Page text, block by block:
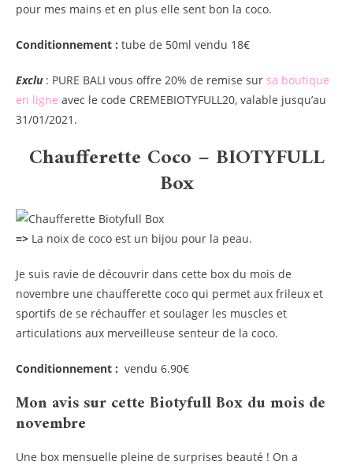
pour mes mains et en plus elle sent bon la coco.
Conditionnement : tube de 50ml vendu 18€
Exclu : PURE BALI vous offre 20% de remise sur sa boutique
en ligne avec le code CREMEBIOTYFULL20, valable jusqu’au
31/01/2021.
Chaufferette Coco – BIOTYFULL
Box
=> La noix de coco est un bijou pour la peau.
Je suis ravie de découvrir dans cette box du mois de
novembre une chaufferette coco qui permet aux frileux et
sportifs de se réchauffer et soulager les muscles et
articulations aux merveilleuse senteur de la coco.
Conditionnement : vendu 6.90€
Mon avis sur cette Biotyfull Box du mois de
novembre
Une box mensuelle pleine de surprises beauté ! On a